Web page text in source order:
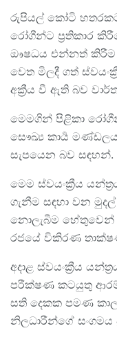
රුපියල් කෝටි
රෝගීන්ට ප්‍රතිකාර
ඖෂධය එන්නත් කිරීම
වෙත මිලදී ගත්
අක්‍රීය වී ඇති බව
මෙමගින් පිළිකා
සෞඛ්‍ය කාර්‍ය
සැපයෙන බව සඳහන්.
මෙම ස්වයංක්‍රීය
ගැනීම සඳහා වන මුදල්
නොලැබීම හේතුවෙන්
රජයේ විකිරණ
අදාළ ස්වයංක්‍රීය
පරීක්ෂණ කටයුතු
සති දෙකක පමණ
නිලධාරීන්ගේ සංගමය